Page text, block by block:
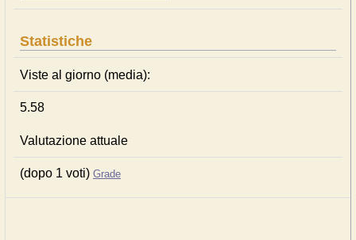
Statistiche
Viste al giorno (media):
5.58
Valutazione attuale
(dopo 1 voti) Grade